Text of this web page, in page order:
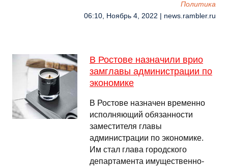
Политика
06:10, Ноябрь 4, 2022 | news.rambler.ru
В Ростове назначили врио
замглавы администрации по
экономике
В Ростове назначен временно
исполняющий обязанности
заместителя главы
администрации по экономике.
Им стал глава городского
департамента имущественно-